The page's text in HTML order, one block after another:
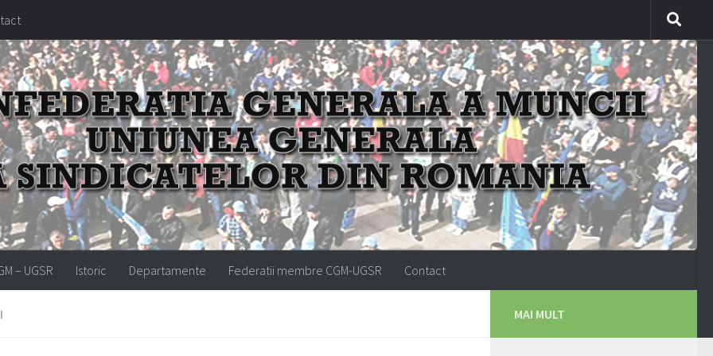
– UGSR Istoric Departamente Federatii membre CGM-UGSR Contact
MAI MULT